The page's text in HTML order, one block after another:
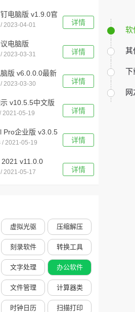
详情
电脑版 v1.9.0官
2023-04-01
详情
电脑版
客户端
2023-03-31
详情
版 v6.0.0.0最新
2023-03-30
详情
v10.5.5中文版
2021-05-19
详情
Pro企业版 v3.0.5
/ 2021-05-19
详情
2021 v11.0.0
色版
2021-05-17
虚拟光驱 压缩解压
刻录软件 转换工具
文字处理 办公软件
文件管理 计算器类
时钟日历 扫描打印
软
其
下